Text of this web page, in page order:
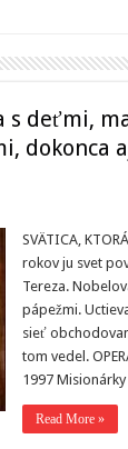
s deťmi,
dokonca
SVÄTICA,
rokov ju svet
Tereza.
pápežmi.
sieť
tom vedel.
1997
Read More »